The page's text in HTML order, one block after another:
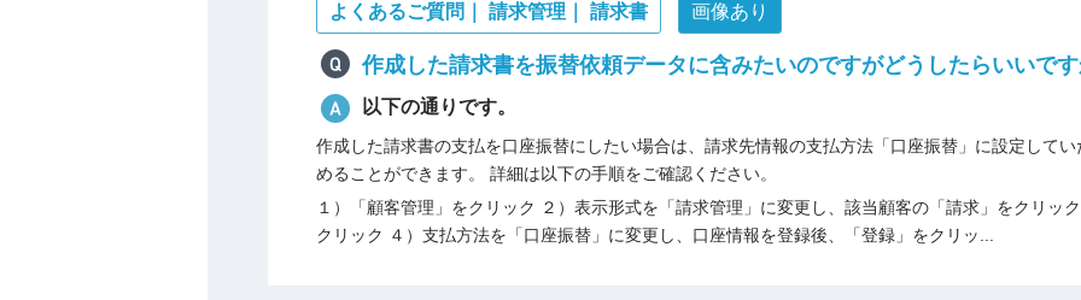
よくあるご質問｜ 請求管理｜ 請求書 画像あり
作成した請求書を振替依頼データに含みたいのですがどうしたらいいで
以下の通りです。
作成した請求書の支払を口座振替にしたい場合は、請求先情報の支払方法「口座振替」に設定して
めることができます。 詳細は以下の手順をご確認ください。
１）「顧客管理」をクリック ２）表示形式を「請求管理」に変更し、該当顧客の「請求」をクリッ
クリック ４）支払方法を「口座振替」に変更し、口座情報を登録後、「登録」をクリッ...